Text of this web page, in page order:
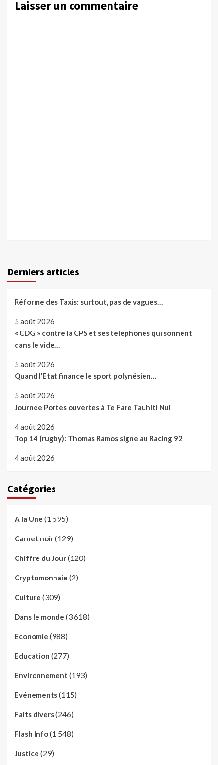
Laisser un commentaire
Derniers articles
Réforme des Taxis: surtout, pas de vagues…
5 août 2026
« CDG » contre la CPS et ses téléphones qui sonnent
dans le vide…
5 août 2026
Quand l’Etat finance le sport polynésien…
5 août 2026
Journée Portes ouvertes à Te Fare Tauhiti Nui
4 août 2026
Top 14 (rugby): Thomas Ramos signe au Racing 92
4 août 2026
Catégories
A la Une (1 595)
Carnet noir(129)
Chiffre du Jour(120)
Cryptomonnaie (2)
Culture (309)
Dans le monde (3 618)
Economie (988)
Education (277)
Environnement (193)
Evénements(115)
Faits divers(246)
Flash Info(1 548)
Justice (29)